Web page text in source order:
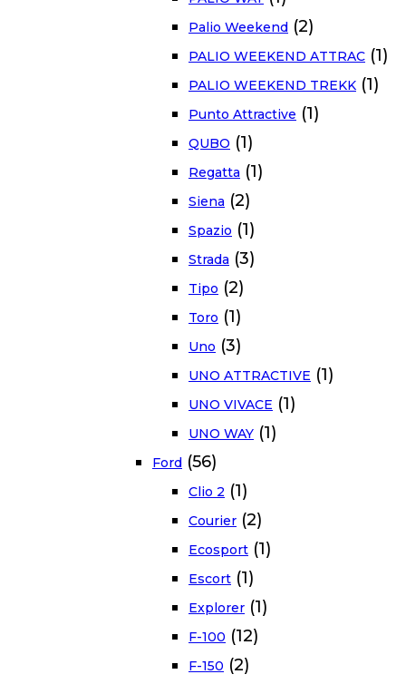
Palio Weekend (2)
PALIO WEEKEND ATTRAC (1)
PALIO WEEKEND TREKK (1)
Punto Attractive (1)
QUBO (1)
Regatta (1)
Siena (2)
Spazio (1)
Strada (3)
Tipo (2)
Toro (1)
Uno (3)
UNO ATTRACTIVE (1)
UNO VIVACE (1)
UNO WAY (1)
Ford (56)
Clio 2 (1)
Courier (2)
Ecosport (1)
Escort (1)
Explorer (1)
F-100 (12)
F-150 (2)